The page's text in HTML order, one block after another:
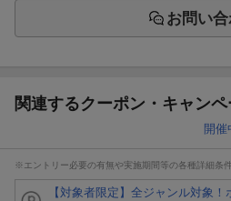
お問い
関連するクーポン・キャンペ
開
※エントリー必要の有無や実施期間等の各種詳細条
【対象者限定】全ジャンル対象